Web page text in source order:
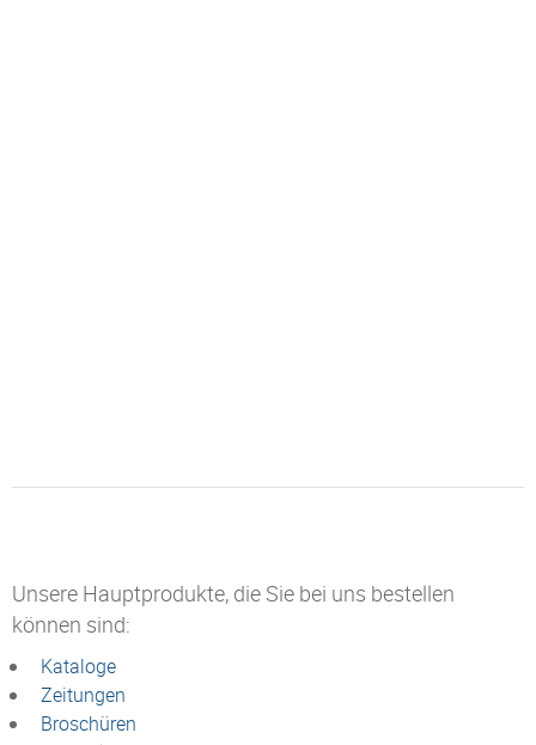
Unsere Hauptprodukte, die Sie bei uns bestellen
können sind:
Kataloge
Zeitungen
Broschüren